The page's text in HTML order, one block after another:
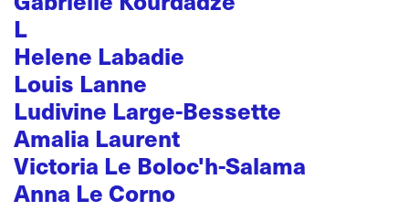
L
Helene Labadie
Louis Lanne
Ludivine Large-Bessette
Amalia Laurent
Victoria Le Boloc'h-Salama
Anna Le Corno